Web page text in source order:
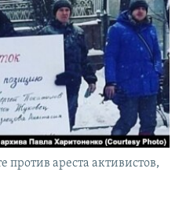
против ареста активистов,